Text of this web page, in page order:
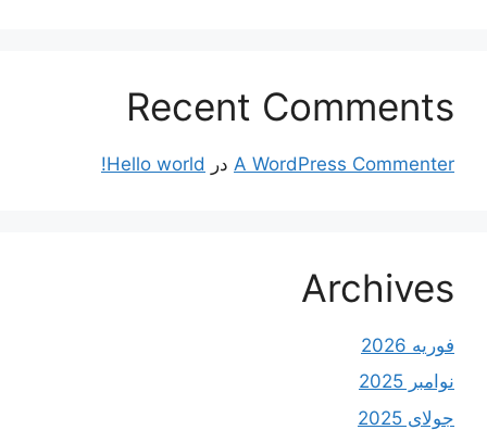
Recent Comments
A WordPress Commenter در Hello world!
Archives
فوریه 2026
نوامبر 2025
جولای 2025